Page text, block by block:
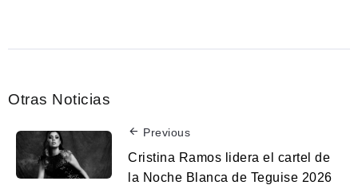
Otras Noticias
Previous
Cristina Ramos lidera el cartel de
la Noche Blanca de Teguise 2026